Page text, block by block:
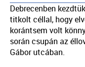
Debrecenben
titkolt céllal, hogy
korántsem volt
során csupán az
Gábor utcában.